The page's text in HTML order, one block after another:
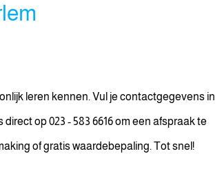
leren kennen. Vul je contactgegevens in
direct op 023 - 583 6616 om een afspraak te
of gratis waardebepaling. Tot snel!